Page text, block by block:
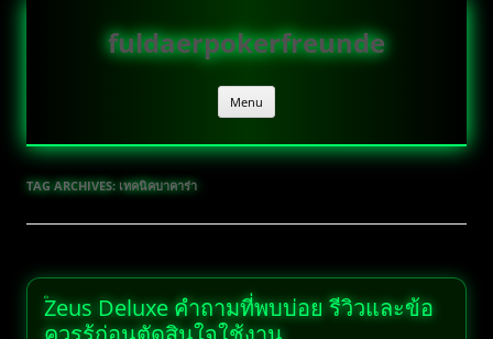
Skip
fuldaerpokerfreunde
Menu
TAG ARCHIVES: เทคนิคบาคาร่า
Zeus Deluxe คำถามที่พบบ่อย รีวิวและข้อ